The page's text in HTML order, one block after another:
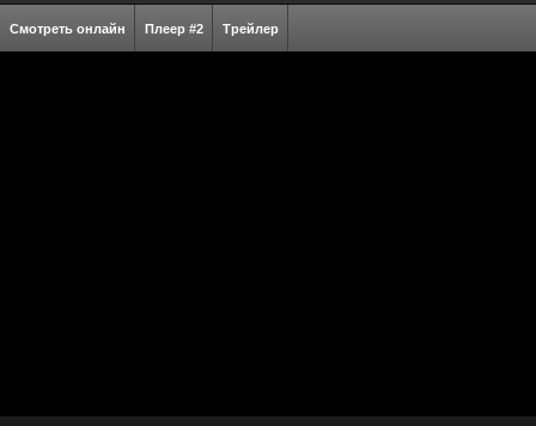
Смотреть онлайн Плеер #2 Трейлер